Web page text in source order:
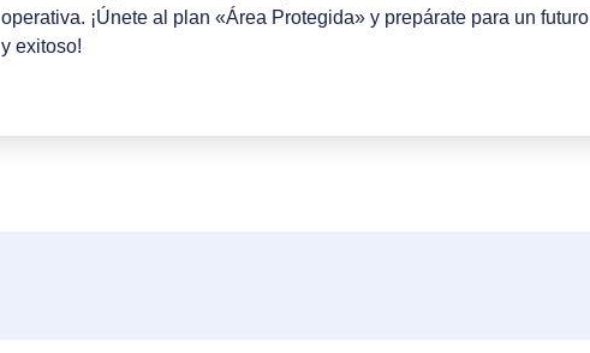
operativa. ¡Únete al plan «Área Protegida» y prepárate para un
y exitoso!